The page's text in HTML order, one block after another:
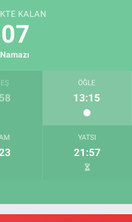
KALAN
ÖĞLE
13:15
YATSI
21:57